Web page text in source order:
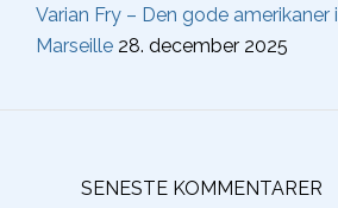
Varian Fry – Den gode amerikaner i
Marseille 28. december 2025
SENESTE KOMMENTARER